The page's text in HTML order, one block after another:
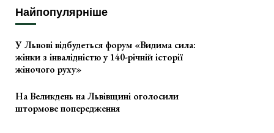
Найпопулярніше
У Львові відбудеться форум «Видима сила:
жінки з інвалідністю у 140-річній історії
жіночого руху»
На Великдень на Львівщині оголосили
штормове попередження